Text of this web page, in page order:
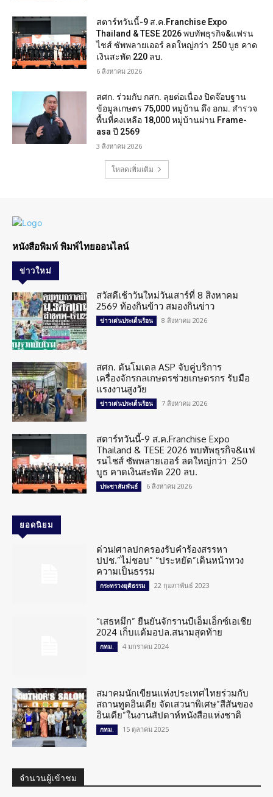
สตาร์ทวันนี้-9 ส.ค.Franchise Expo
Thailand & TESE 2026 พบทัพธุรกิจ&แฟรน
ไชส์ ซัพพลายเออร์ ลดใหญ่กว่า 250 บูธ คาด
เงินสะพัด 220 ลบ.
6 สิงหาคม 2026
สศก. ร่วมกับ กสก. ลุยต่อเนื่อง ปิดจ๊อบฐาน
ข้อมูลเกษตร 75,000 หมู่บ้าน ดึง อกม. สำรวจ
พื้นที่คงเหลือ 18,000 หมู่บ้านผ่าน Frame-
asa ปี 2569
3 สิงหาคม 2026
โหลดเพิ่มเติม
หนังสือพิมพ์ พิมพ์ไทยออนไลน์
ข่าวใหม่
สวัสดีเช้าวันใหม่วันเสาร์ที่ 8 สิงหาคม
2569 ท้องกินข้าว สมองกินข่าว
ข่าวเด่นประเด็นร้อน 8 สิงหาคม 2026
สศก. ดันโมเดล ASP จับคู่บริการ
เครื่องจักรกลเกษตรช่วยเกษตรกร รับมือ
แรงงานสูงวัย
ข่าวเด่นประเด็นร้อน 7 สิงหาคม 2026
สตาร์ทวันนี้-9 ส.ค.Franchise Expo
Thailand & TESE 2026 พบทัพธุรกิจ&แฟ
รนไชส์ ซัพพลายเออร์ ลดใหญ่กว่า 250
บูธ คาดเงินสะพัด 220 ลบ.
ประชาสัมพันธ์ 6 สิงหาคม 2026
ยอดนิยม
ด่วน!ศาลปกครองรับคำร้องสรรหา
ปปช.”ไม่ชอบ” “ประหยัด”เดินหน้าทวง
ความเป็นธรรม
กระทรวงยุติธรรม 22 กุมภาพันธ์ 2023
“เสธหมึก” ยืนยันจักรานบีเอ็มเอ็กซ์เอเชีย
2024 เก็บแต้มอปล.สนามสุดท้าย
กทม. 4 มกราคม 2024
สมาคมนักเขียนแห่งประเทศไทยร่วมกับ
สถานทูตอินเดีย จัดเสวนาพิเศษ”สีสันของ
อินเดีย”ในงานสัปดาห์หนังสือแห่งชาติ
กทม. 15 ตุลาคม 2025
จำนวนผู้เข้าชม